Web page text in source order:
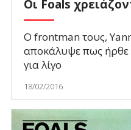
Οι Foals
Ο frontman τους,
αποκάλυψε πως
για λίγο
18/02/2016